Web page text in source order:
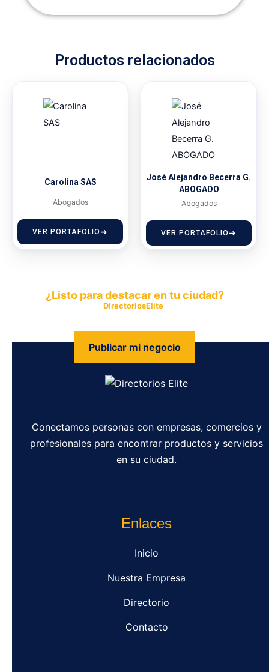
Productos relacionados
Carolina SAS
Abogados
VER PORTAFOLIO
José Alejandro Becerra G.
ABOGADO
Abogados
VER PORTAFOLIO
¿Listo para destacar en tu ciudad?
DirectoriosElite
Publicar mi negocio
Conectamos personas con empresas, comercios y
profesionales para encontrar productos y servicios
en su ciudad.
Enlaces
Inicio
Nuestra Empresa
Directorio
Contacto